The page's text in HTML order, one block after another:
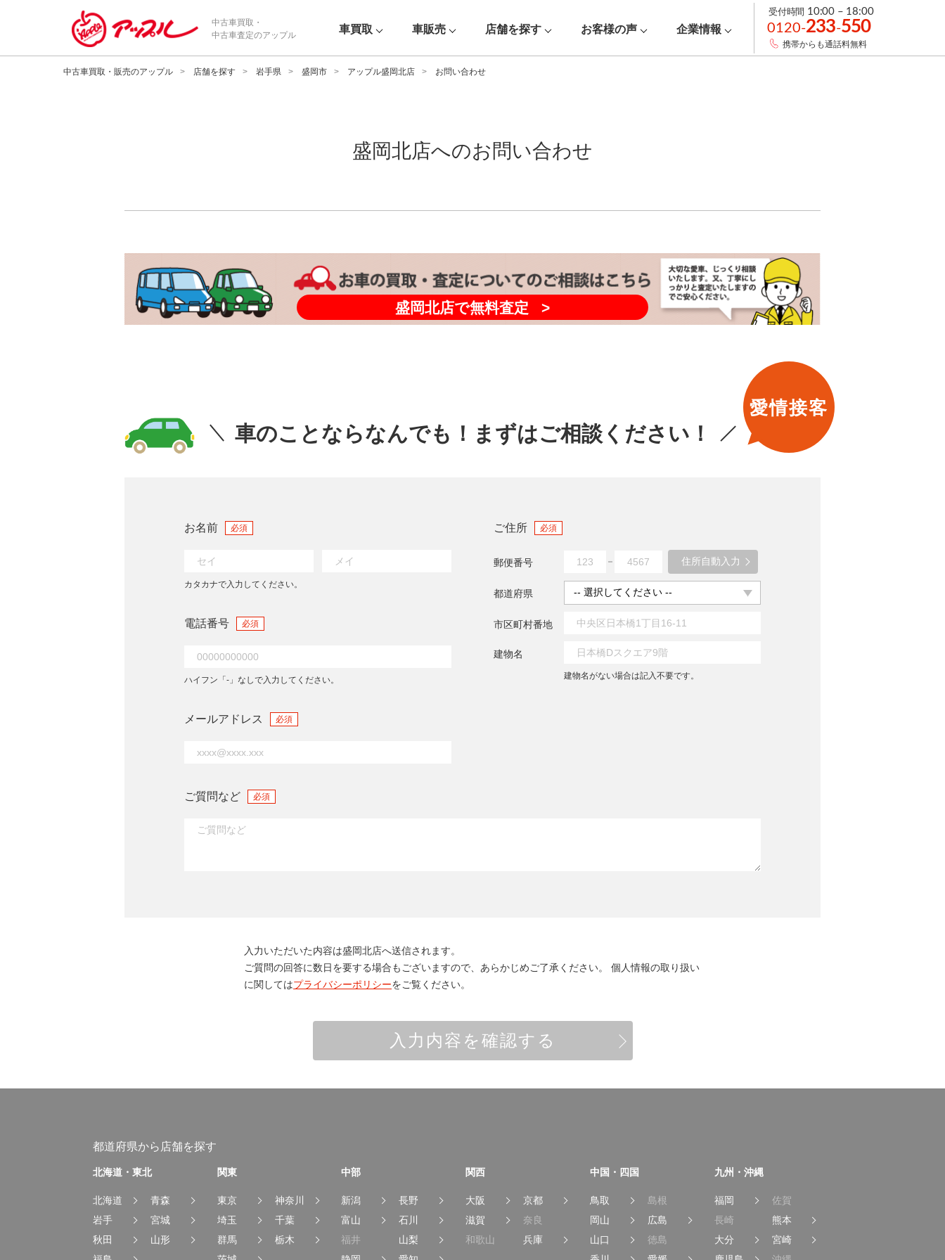
中古車買取・
中古車査定のアップル
車買取 車販売 店舗を探す お客様の声 企業情報
受付時間 10:00 – 18:00
0120-233-550
携帯からも通話料無料
中古車買取・販売のアップル 店舗を探す 岩手県 盛岡市 アップル盛岡北店 お問い合わせ
盛岡北店へのお問い合わせ
車のことならなんでも！ まずはご相談ください！
愛情接客
お名前 必須
カタカナで入力してください。
ご住所 必須
郵便番号 住所自動入力
都道府県
市区町村番地
建物名
建物名がない場合は記入不要です。
電話番号 必須
ハイフン「-」なしで入力してください。
メールアドレス 必須
ご質問など 必須
入力いただいた内容は盛岡北店へ送信されます。
ご質問の回答に数日を要する場合もございますので、あらかじめご了承ください。
個人情報の取り扱い
に関してはプライバシーポリシーをご覧ください。
入力内容を確認する
都道府県から店舗を探す
北海道・東北
北海道
青森
岩手
宮城
秋田
山形
関東
東京
神奈川
埼玉
千葉
群馬
栃木
中部
新潟
長野
富山
石川
福井
山梨
関西
大阪
京都
滋賀
奈良
和歌山
兵庫
中国・四国
鳥取
島根
岡山
広島
山口
徳島
九州・沖縄
福岡
佐賀
長崎
熊本
大分
宮崎